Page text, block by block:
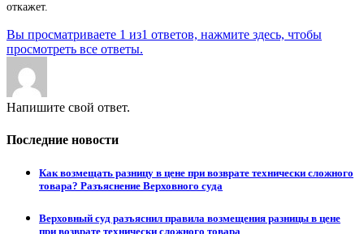
откажет.
Вы просматриваете 1 из1 ответов, нажмите здесь, чтобы
просмотреть все ответы.
Напишите свой ответ.
Последние новости
Как возмещать разницу в цене при возврате технически сложного
товара? Разъяснение Верховного суда
Верховный суд разъяснил правила возмещения разницы в цене
при возврате технически сложного товара